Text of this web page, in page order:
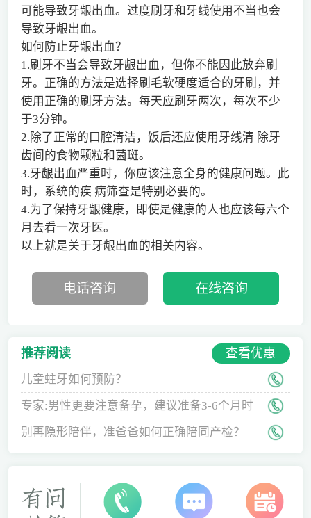
可能导致牙龈出血。过度刷牙和牙线使用不当也会
导致牙龈出血。
如何防止牙龈出血？
1.刷牙不当会导致牙龈出血，但你不能因此放弃刷
牙。正确的方法是选择刷毛软硬度适合的牙刷，并
使用正确的刷牙方法。每天应刷牙两次，每次不少
于3分钟。
2.除了正常的口腔清洁，饭后还应使用牙线清 除牙
齿间的食物颗粒和菌斑。
3.牙龈出血严重时，你应该注意全身的健康问题。此
时，系统的疾 病筛查是特别必要的。
4.为了保持牙龈健康，即使是健康的人也应该每六个
月去看一次牙医。
以上就是关于牙龈出血的相关内容。
电话咨询 在线咨询
推荐阅读 查看优惠
儿童蛀牙如何预防？
专家:男性更要注意备孕，建议准备3-6个月时
间
别再隐形陪伴，准爸爸如何正确陪同产检？